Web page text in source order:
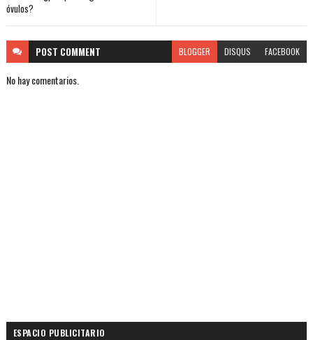
óvulos?
POST COMMENT BLOGGER DISQUS FACEBOOK
No hay comentarios.
ESPACIO PUBLICITARIO